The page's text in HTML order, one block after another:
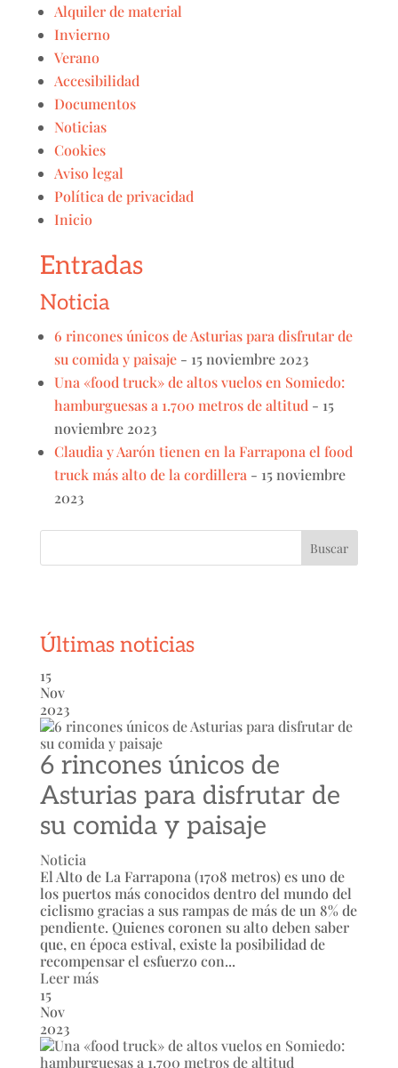
Alquiler de material
Invierno
Verano
Accesibilidad
Documentos
Noticias
Cookies
Aviso legal
Política de privacidad
Inicio
Entradas
Noticia
6 rincones únicos de Asturias para disfrutar de
su comida y paisaje- 15 noviembre 2023
Una «food truck» de altos vuelos en Somiedo:
hamburguesas a 1.700 metros de altitud - 15
noviembre 2023
Claudia y Aarón tienen en la Farrapona el food
truck más alto de la cordillera - 15 noviembre
2023
Buscar:
Últimas noticias
15
Nov
2023
6 rincones únicos de
Asturias para disfrutar de
su comida y paisaje
Noticia
El Alto de La Farrapona (1708 metros) es uno de
los puertos más conocidos dentro del mundo del
ciclismo gracias a sus rampas de más de un 8% de
pendiente. Quienes coronen su alto deben saber
que, en época estival, existe la posibilidad de
recompensar el esfuerzo con...
Leer más
15
Nov
2023